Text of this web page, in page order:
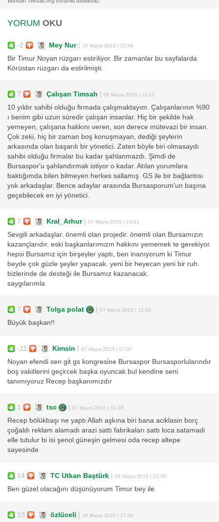
YORUM OKU
-2 Mey Nur| 10 Mayıs 2015 | 21:44
Bir Timur Noyan rüzgarı estiriliyor..Bir zamanlar bu sayfalarda
Körüstan rüzgarı da estirilmişti.
7 Çalışan Timsah 08 Mayıs 2015 | 11:12
10 yıldır sahibi olduğu firmada çalışmaktayım. Çalışanlarının %90
ı benim gibi uzun süredir çalışan insanlar. Hiç bir şekilde hak
yemeyen, çalışana hakkını veren, son derece mütevazi bir insan.
Çok zeki, hiç bir zaman boş konuşmayan, dediği şeylerin
arkasında olan başarılı bir yönetici. Zaten böyle biri olmasaydı
sahibi olduğu firmalar bu kadar şahlanmazdı. Şimdi de
Bursaspor'u şahlandırmak istiyor o kadar. Atılan yorumlara
baktığımda bilen bilmeyen herkes sallamış. GS ile bir bağlantısı
yok arkadaşlar. Bence adaylar arasında Bursasporum'un başına
geçebilecek en iyi yönetici.
7 Kral_Arhur| 07 Mayıs 2015 | 14:41
Sevgili arkadaşlar. önemli olan projedir. önemli olan Bursamızın
kazançlarıdır. eski başkanlarımızın hakkını yememek te gerekiyor.
hepsi Bursamız için birşeyler yaptı, ben inanıyorum ki Timur
beyde çok güzle şeyler yapacak. yeni bir heyecan yeni bir ruh.
bizlerinde de desteği ile Bursamız kazanacak.
saygılarımla
7 Tolga polat 07 Mayıs 2015 | 12:38
Büyük başkan!!
-11 Kimsin 07 Mayıs 2015 | 07:37
Noyan efendi sen git gs kongresine Bursaspor Bursasporlularındır
boş vakitlerini geçircek başka oyuncak bul kendine seni
tanımıyoruz Recep başkanımızdır
1 tsc 07 Mayıs 2015 | 01:28
Recep bölükbaşı ne yaptı Allah aşkına biri bana aciklasin borç
çoğaldı reklam alamadı arazi sattı fabrikaları sattı loca satamadi
elle tutulur bi isi şenol güneşin gelmesi oda recep altepe
sayesinde
14 TC Utkan Baştürk 06 Mayıs 2015 | 21:00
Ben güzel olacağını düşünüyorum Timur bey ile
13 özlüceli 06 Mayıs 2015 | 17:20